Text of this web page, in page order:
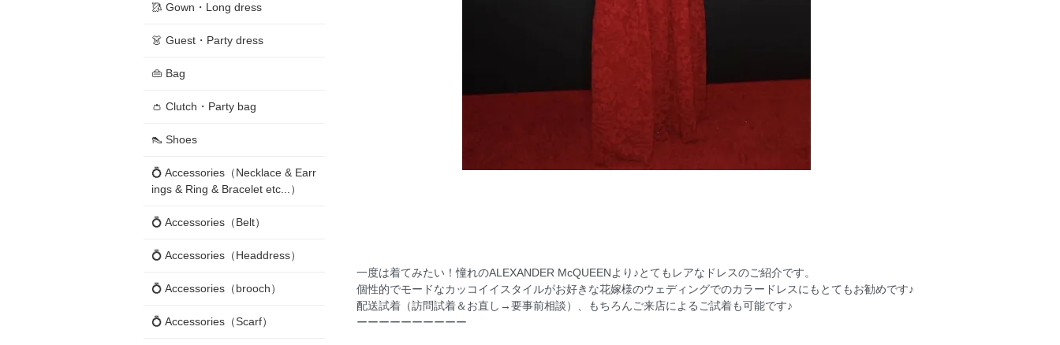
一度は着てみたい！憧れのALEXANDER McQUEENより♪とてもレアなドレスのご紹介です。
個性的でモードなカッコイイスタイルがお好きな花嫁様のウェディングでのカラードレスにもとてもお勧めです♪
配送試着（訪問試着＆お直し→要事前相談）、もちろんご来店によるご試着も可能です♪
ーーーーーーーーーー
🥻 Gown・Long dress
👗 Guest・Party dress
👜 Bag
👛 Clutch・Party bag
👠 Shoes
💍 Accessories（Necklace & Earr
ings & Ring & Bracelet etc...）
💍 Accessories（Belt）
💍 Accessories（Headdress）
💍 Accessories（brooch）
💍 Accessories（Scarf）